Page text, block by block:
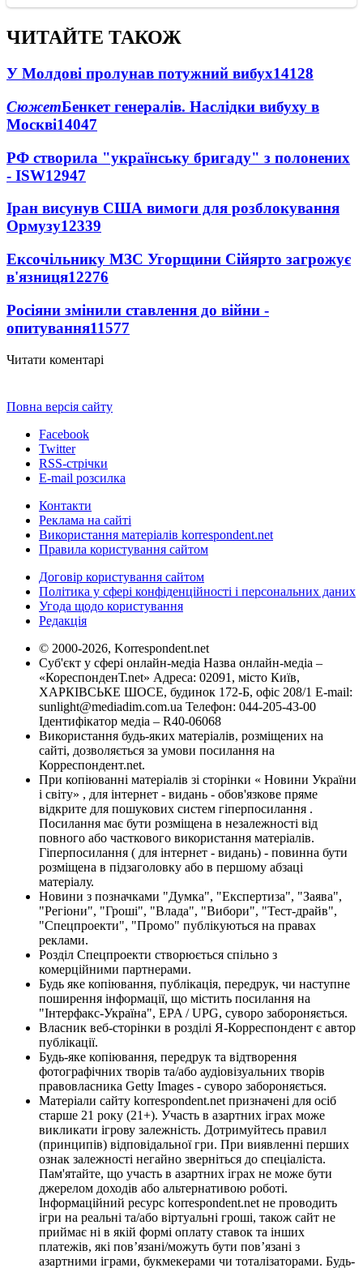
ЧИТАЙТЕ ТАКОЖ
У Молдові пролунав потужний вибух14128
СюжетБенкет генералів. Наслідки вибуху в
Москві14047
РФ створила "українську бригаду" з полонених
- ISW12947
Іран висунув США вимоги для розблокування
Ормузу12339
Ексочільнику МЗС Угорщини Сійярто загрожує
в'язниця12276
Росіяни змінили ставлення до війни -
опитування11577
Читати коментарі
Повна версія сайту
Facebook
Twitter
RSS-стрічки
E-mail розсилка
Контакти
Реклама на сайті
Використання матеріалів korrespondent.net
Правила користування сайтом
Договір користування сайтом
Політика у сфері конфіденційності і персональних даних
Угода щодо користування
Редакція
© 2000-2026, Korrespondent.net
Суб'єкт у сфері онлайн-медіа Назва онлайн-медіа –
«КореспонденТ.net» Адреса: 02091, місто Київ,
ХАРКІВСЬКЕ ШОСЕ, будинок 172-Б, офіс 208/1 E-mail:
sunlight@mediadim.com.ua Телефон: 044-205-43-00
Ідентифікатор медіа – R40-06068
Використання будь-яких матеріалів, розміщених на
сайті, дозволяється за умови посилання на
Корреспондент.net.
При копіюванні матеріалів зі сторінки « Новини України
і світу» , для інтернет - видань - обов'язкове пряме
відкрите для пошукових систем гіперпосилання .
Посилання має бути розміщена в незалежності від
повного або часткового використання матеріалів.
Гіперпосилання ( для інтернет - видань) - повинна бути
розміщена в підзаголовку або в першому абзаці
матеріалу.
Новини з позначками "Думка", "Експертиза", "Заява",
"Регіони", "Гроші", "Влада", "Вибори", "Тест-драйв",
"Спецпроекти", "Промо" публікуються на правах
реклами.
Розділ Спецпроекти створюється спільно з
комерційними партнерами.
Будь яке копіювання, публікація, передрук, чи наступне
поширення інформації, що містить посилання на
"Інтерфакс-Україна", EPA / UPG, суворо забороняється.
Власник веб-сторінки в розділі Я-Корреспондент є автор
публікації.
Будь-яке копіювання, передрук та відтворення
фотографічних творів та/або аудіовізуальних творів
правовласника Getty Images - суворо забороняється.
Матеріали сайту korrespondent.net призначені для осіб
старше 21 року (21+). Участь в азартних іграх може
викликати ігрову залежність. Дотримуйтесь правил
(принципів) відповідальної гри. При виявленні перших
ознак залежності негайно зверніться до спеціаліста.
Пам'ятайте, що участь в азартних іграх не може бути
джерелом доходів або альтернативою роботі.
Інформаційний ресурс korrespondent.net не проводить
ігри на реальні та/або віртуальні гроші, також сайт не
приймає ні в якій формі оплату ставок та інших
платежів, які пов’язані/можуть бути пов’язані з
азартними іграми, букмекерами чи тоталізаторами. Будь-